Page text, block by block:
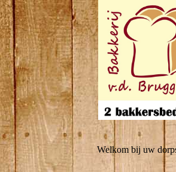
Welkom bij uw